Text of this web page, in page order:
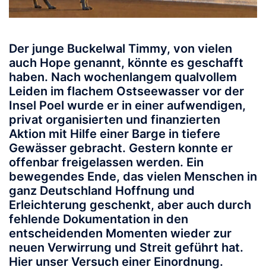
Der junge Buckelwal Timmy, von vielen
auch Hope genannt, könnte es geschafft
haben. Nach wochenlangem qualvollem
Leiden im flachem Ostseewasser vor der
Insel Poel wurde er in einer aufwendigen,
privat organisierten und finanzierten
Aktion mit Hilfe einer Barge in tiefere
Gewässer gebracht. Gestern konnte er
offenbar freigelassen werden. Ein
bewegendes Ende, das vielen Menschen in
ganz Deutschland Hoffnung und
Erleichterung geschenkt, aber auch durch
fehlende Dokumentation in den
entscheidenden Momenten wieder zur
neuen Verwirrung und Streit geführt hat.
Hier unser Versuch einer Einordnung.